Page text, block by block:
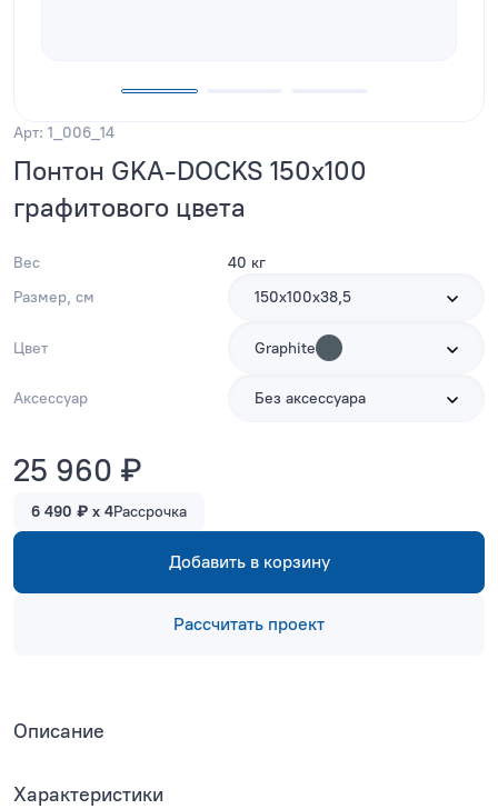
Арт: 1_006_14
Понтон GKA-DOCKS 150x100
графитового цвета
Вес
40 кг
Размер, см
150х100х38,5
Цвет Graphite
Аксессуар Без аксессуара
25 960 ₽
6 490 ₽ x 4Рассрочка
Добавить в корзину
Рассчитать проект
Описание
Характеристики